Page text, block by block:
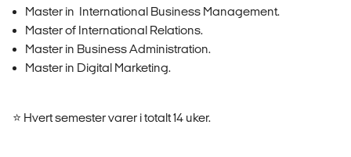
Master in International Business Management.
Master of International Relations.
Master in Business Administration.
Master in Digital Marketing.
⭐️ Hvert semester varer i totalt 14 uker.